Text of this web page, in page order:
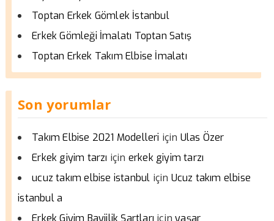
Toptan Erkek Gömlek İstanbul
Erkek Gömleği İmalatı Toptan Satış
Toptan Erkek Takım Elbise İmalatı
Son yorumlar
Takım Elbise 2021 Modelleri için Ulas Özer
Erkek giyim tarzı için erkek giyim tarzı
ucuz takım elbise istanbul için Ucuz takım elbise
istanbul a
Erkek Giyim Bayiilik Şartları içinyaşar